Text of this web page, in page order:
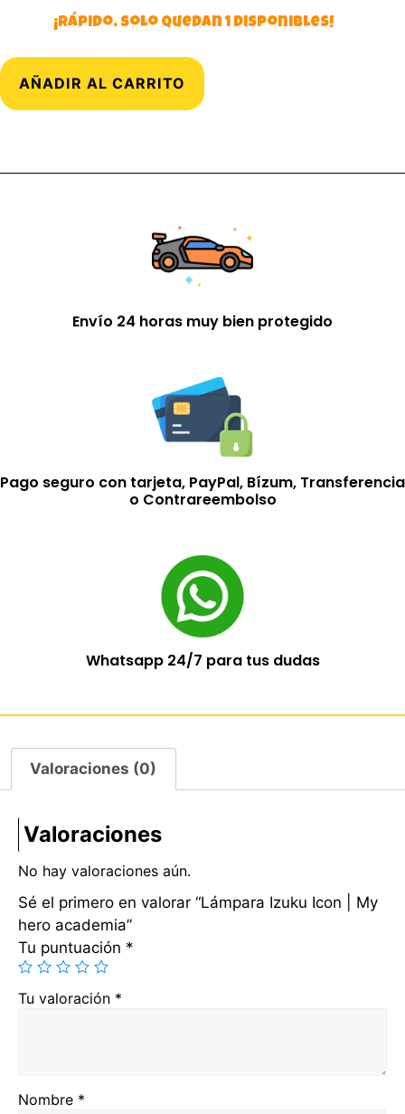
¡Rápido, solo quedan 1 disponibles!
AÑADIR AL CARRITO
Envío 24 horas muy bien protegido
Pago seguro con tarjeta, PayPal, Bízum, Transferencia
o Contrareembolso
Whatsapp 24/7 para tus dudas
Valoraciones (0)
Valoraciones
No hay valoraciones aún.
Sé el primero en valorar “Lámpara Izuku Icon | My
hero academia”
Tu puntuación *
Tu valoración *
Nombre *